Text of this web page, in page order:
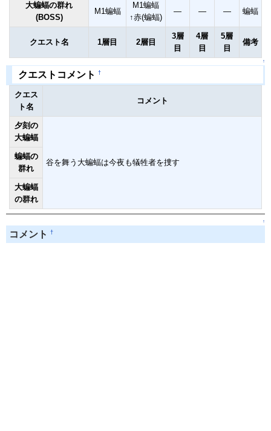
クエスト名 1層目 2層目
3層
目
4層
目
5層
目
備考
大蝙蝠の群れ
(BOSS)
M1蝙蝠
M1蝙蝠
↑赤(蝙蝠)
― ― ― 蝙蝠
↑
クエストコメント †
クエス
ト名
コメント
夕刻の
大蝙蝠
谷を舞う大蝙蝠は今夜も犠牲者を捜す
蝙蝠の
群れ
大蝙蝠
の群れ
↑
コメント †